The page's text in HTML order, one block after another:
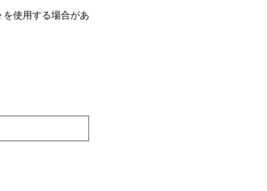
使⽤する場合があ